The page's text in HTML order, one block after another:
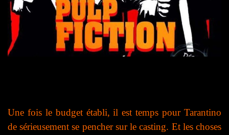
Une fois le budget établi, il est temps pour Tarantino
de sérieusement se pencher sur le casting. Et les choses